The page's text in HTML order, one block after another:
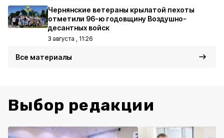
Чернянские ветераны крылатой пехоты
отметили 96-ю годовщину Воздушно-
десантных войск
3 августа , 11:26
Все материалы
Выбор редакции